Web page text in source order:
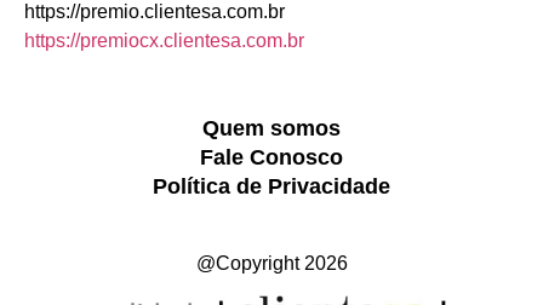
https://premio.clientesa.com.br
https://premiocx.clientesa.com.br
Quem somos
Fale Conosco
Política de Privacidade
@Copyright 2026